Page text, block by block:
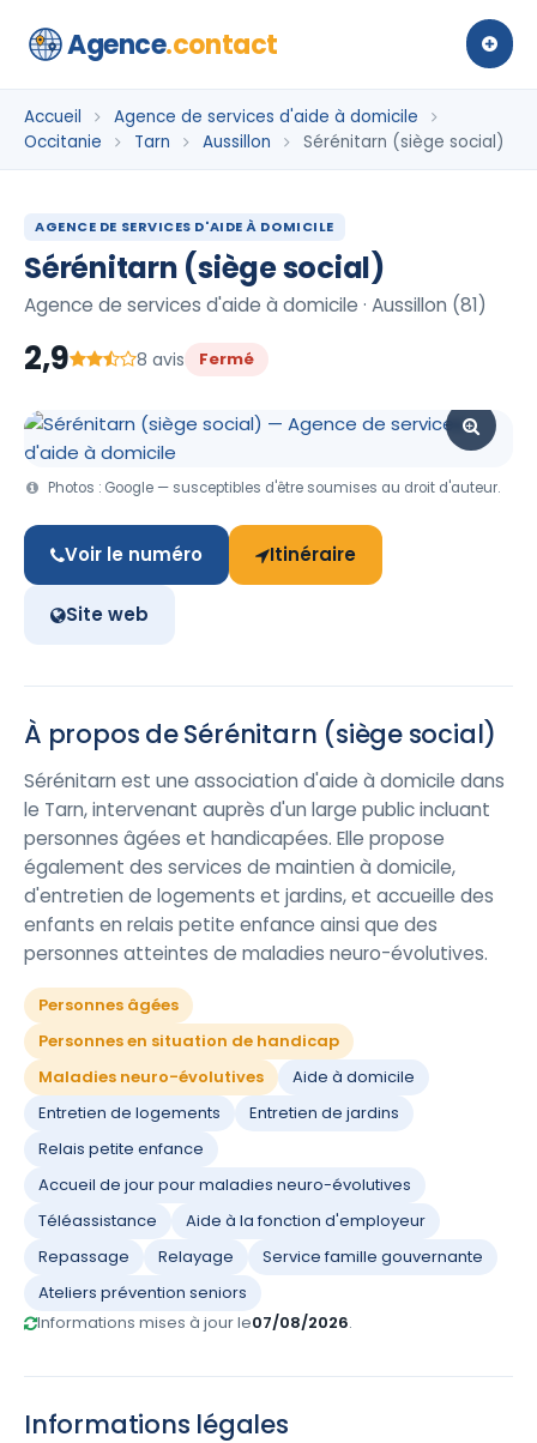
Agence.contact
Accueil
Agence de services d'aide à domicile
Occitanie
Tarn Aussillon Sérénitarn (siège social)
AGENCE DE SERVICES D'AIDE À DOMICILE
Sérénitarn (siège social)
Agence de services d'aide à domicile · Aussillon (81)
2,9 8 avis Fermé
Photos : Google — susceptibles d'être soumises au droit d'auteur.
Voir le numéro Itinéraire
Site web
À propos de Sérénitarn (siège social)
Sérénitarn est une association d'aide à domicile dans
le Tarn, intervenant auprès d'un large public incluant
personnes âgées et handicapées. Elle propose
également des services de maintien à domicile,
d'entretien de logements et jardins, et accueille des
enfants en relais petite enfance ainsi que des
personnes atteintes de maladies neuro-évolutives.
Personnes âgées
Personnes en situation de handicap
Maladies neuro-évolutives
Aide à domicile
Entretien de logements
Entretien de jardins
Relais petite enfance
Accueil de jour pour maladies neuro-évolutives
Téléassistance
Aide à la fonction d'employeur
Repassage
Relayage
Service famille gouvernante
Ateliers prévention seniors
Informations mises à jour le07/08/2026.
Informations légales